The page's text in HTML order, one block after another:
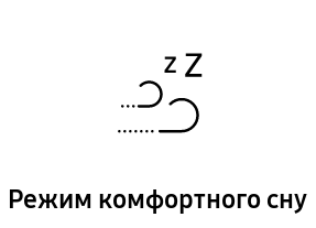
Режим комфортного сну